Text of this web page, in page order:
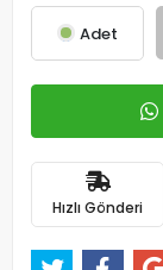
Adet
Hızlı Gönderi